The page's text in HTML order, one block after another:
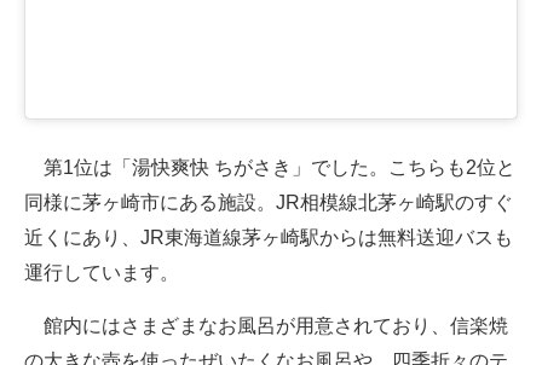
第1位は「湯快爽快 ちがさき」でした。こちらも2位と
同様に茅ヶ崎市にある施設。JR相模線北茅ヶ崎駅のすぐ
近くにあり、JR東海道線茅ヶ崎駅からは無料送迎バスも
運行しています。
館内にはさまざまなお風呂が用意されており、信楽焼